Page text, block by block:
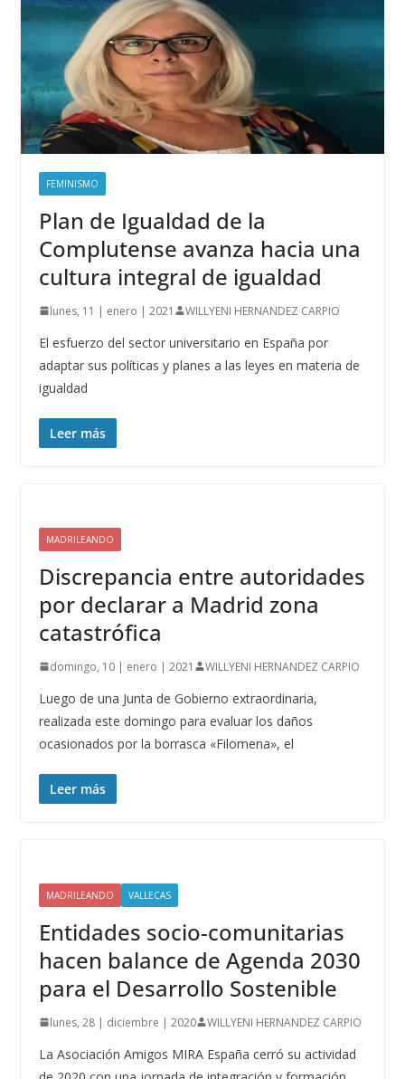
FEMINISMO
Plan de Igualdad de la
Complutense avanza hacia una
cultura integral de igualdad
lunes, 11 | enero | 2021 WILLYENI HERNANDEZ CARPIO
El esfuerzo del sector universitario en España por
adaptar sus políticas y planes a las leyes en materia de
igualdad
Leer más
MADRILEANDO
Discrepancia entre autoridades
por declarar a Madrid zona
catastrófica
domingo, 10 | enero | 2021 WILLYENI HERNANDEZ CARPIO
Luego de una Junta de Gobierno extraordinaria,
realizada este domingo para evaluar los daños
ocasionados por la borrasca «Filomena», el
Leer más
MADRILEANDO VALLECAS
Entidades socio-comunitarias
hacen balance de Agenda 2030
para el Desarrollo Sostenible
lunes, 28 | diciembre | 2020 WILLYENI HERNANDEZ CARPIO
La Asociación Amigos MIRA España cerró su actividad